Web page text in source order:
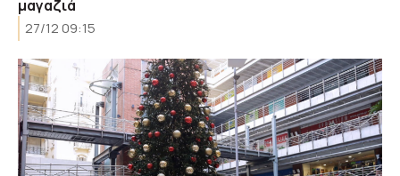
μαγαζιά
27/12 09:15